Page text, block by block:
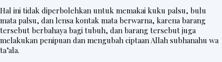
Hal ini tidak diperbolehkan untuk memakai kuku palsu, bulu
mata palsu, dan lensa kontak mata berwarna, karena barang
tersebut berbahaya bagi tubuh, dan barang tersebut juga
melakukan penipuan dan mengubah ciptaan Allah subhanahu wa
ta’ala.